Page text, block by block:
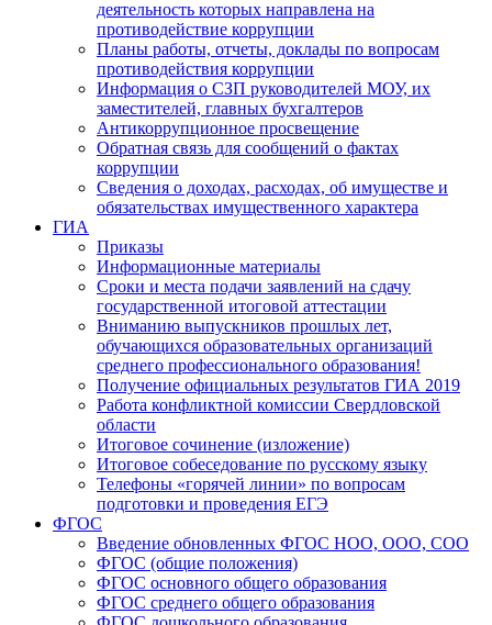
деятельность которых направлена на
противодействие коррупции
Планы работы, отчеты, доклады по вопросам
противодействия коррупции
Информация о СЗП руководителей МОУ, их
заместителей, главных бухгалтеров
Антикоррупционное просвещение
Обратная связь для сообщений о фактах
коррупции
Сведения о доходах, расходах, об имуществе и
обязательствах имущественного характера
ГИА
Приказы
Информационные материалы
Сроки и места подачи заявлений на сдачу
государственной итоговой аттестации
Вниманию выпускников прошлых лет,
обучающихся образовательных организаций
среднего профессионального образования!
Получение официальных результатов ГИА 2019
Работа конфликтной комиссии Свердловской
области
Итоговое сочинение (изложение)
Итоговое собеседование по русскому языку
Телефоны «горячей линии» по вопросам
подготовки и проведения ЕГЭ
ФГОС
Введение обновленных ФГОС НОО, ООО, СОО
ФГОС (общие положения)
ФГОС основного общего образования
ФГОС среднего общего образования